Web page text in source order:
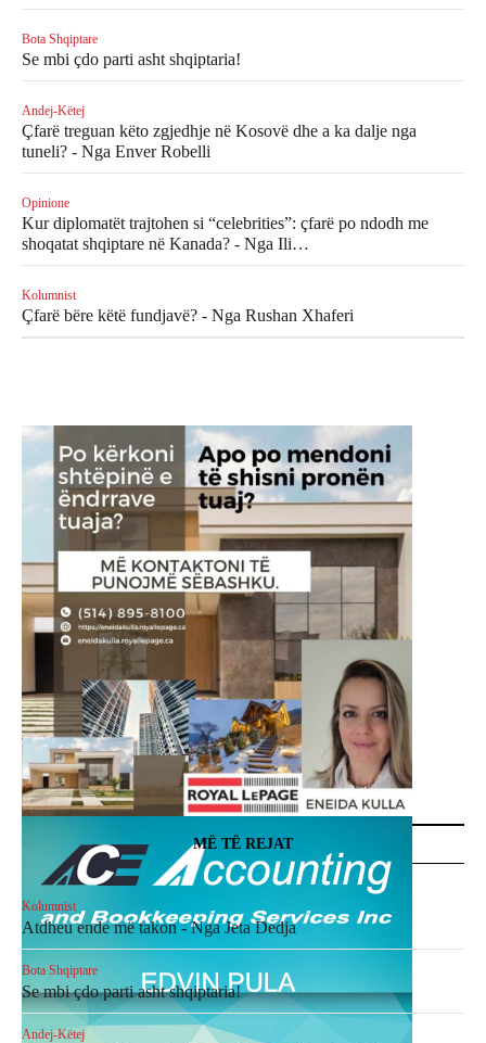
Bota Shqiptare
Se mbi çdo parti asht shqiptaria!
Andej-Këtej
Çfarë treguan këto zgjedhje në Kosovë dhe a ka dalje nga
tuneli? - Nga Enver Robelli
Opinione
Kur diplomatët trajtohen si “celebrities”: çfarë po ndodh me
shoqatat shqiptare në Kanada? - Nga Ili…
Kolumnist
Çfarë bëre këtë fundjavë? - Nga Rushan Xhaferi
MË TË REJAT
Kolumnist
Atdheu ende më takon - Nga Jeta Dedja
Bota Shqiptare
Se mbi çdo parti asht shqiptaria!
Andej-Këtej